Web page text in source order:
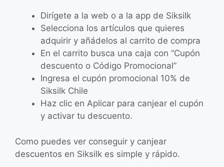
Dirígete a la web o a la app de Siksilk
Selecciona los artículos que quieres
adquirir y añádelos al carrito de compra
En el carrito busca una caja con “Cupón
descuento o Código Promocional”
Ingresa el cupón promocional 10% de
Siksilk Chile
Haz clic en Aplicar para canjear el cupón
y activar tu descuento.
Como puedes ver conseguir y canjear
descuentos en Siksilk es simple y rápido.